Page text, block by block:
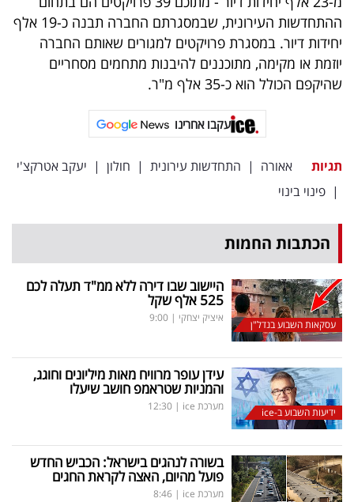
פרסמו
באייס
עקבו
אחרינו:
ההתחדשות העירונית, שבמסגרתם החברה תבנה כ-19 אלף
יחידות דיור. במסגרת פרויקטים למגורים שאותם החברה
יוזמת או מקימה, מתוכננים להיבנות מתחמים מסחריים
שהיקפם הכולל הוא כ-35 אלף מ"ר.
עקבו אחרינו
תגיות אאורה | התחדשות עירונית | חולון | יעקב אטרקצ'י
| פינוי בינוי
הכתבות החמות
עסקאות השבוע בנדל"ן
היישוב שבו דירה ללא ממ"ד תעלה לכם
525 אלף שקל
איציק יצחקי |
9:00
ידיעות השבוע ב-ice
עידן עופר מרוויח מאות מיליונים וחוגג,
והמניות שטראמפ חושב שיעלו
מערכת ice |
12:30
בשורה לנהגים בישראל: הכביש החדש
פועל מהיום, האצה לקראת החגים
מערכת ice |
8:46